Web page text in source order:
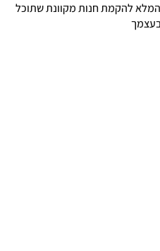
להקמת חנות מקוונת שתוכל